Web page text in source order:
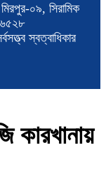
০৯, সিরামিক
স্বত্বাধিকার
কারখানায়